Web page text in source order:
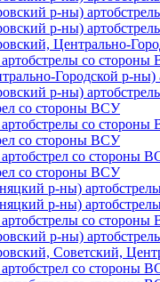
р-ны)
р-ны)
Центрально-
со
Городской р-
р-ны)
со стороны ВСУ
со
со стороны ВСУ
со стороны
со стороны ВСУ
р-ны)
р-ны)
со
р-ны)
Советский,
со стороны